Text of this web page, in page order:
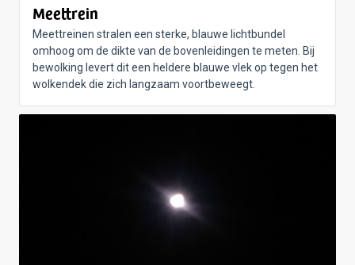
Meettrein
Meettreinen stralen een sterke, blauwe lichtbundel
omhoog om de dikte van de bovenleidingen te meten. Bij
bewolking levert dit een heldere blauwe vlek op tegen het
wolkendek die zich langzaam voortbeweegt.